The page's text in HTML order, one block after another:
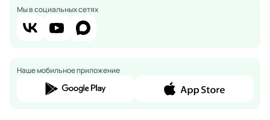
Мы в социальных сетях
Наше мобильное приложение